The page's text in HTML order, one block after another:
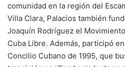
comunidad en la región del
Villa Clara, Palacios también
Joaquín Rodríguez el
Cuba Libre. Además, participó
Concilio Cubano de 1995, que